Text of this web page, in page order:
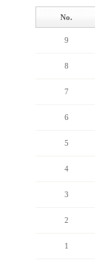
No.
9
8
7
6
5
4
3
2
1